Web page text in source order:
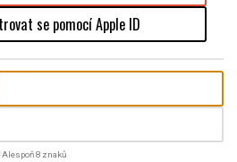
se pomocí Apple ID
Alespoň 8 znaků